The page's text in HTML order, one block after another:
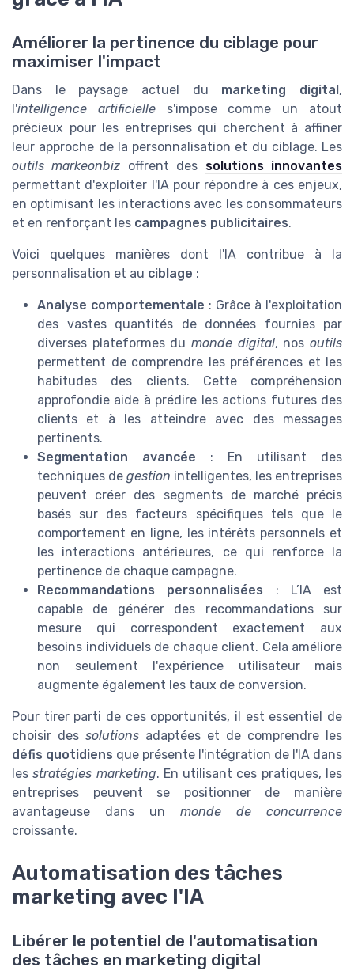
Améliorer la pertinence du ciblage pour
maximiser l'impact
Dans le paysage actuel du marketing digital,
l'intelligence artificielles'impose comme un atout
précieux pour les entreprises qui cherchent à affiner
leur approche de la personnalisation et du ciblage. Les
outils markeonbiz offrent des solutions innovantes
permettant d'exploiter l'IA pour répondre à ces enjeux,
en optimisant les interactions avec les consommateurs
et en renforçant les campagnes publicitaires.
Voici quelques manières dont l'IA contribue à la
personnalisation et au ciblage :
Analyse comportementale : Grâce à l'exploitation
des vastes quantités de données fournies par
diverses plateformes du monde digital, nosoutils
permettent de comprendre les préférences et les
habitudes des clients. Cette compréhension
approfondie aide à prédire les actions futures des
clients et à les atteindre avec des messages
pertinents.
Segmentation avancée : En utilisant des
techniques de gestion intelligentes, les entreprises
peuvent créer des segments de marché précis
basés sur des facteurs spécifiques tels que le
comportement en ligne, les intérêts personnels et
les interactions antérieures, ce qui renforce la
pertinence de chaque campagne.
Recommandations personnalisées : L’IA est
capable de générer des recommandations sur
mesure qui correspondent exactement aux
besoins individuels de chaque client. Cela améliore
non seulement l'expérience utilisateur mais
augmente également les taux de conversion.
Pour tirer parti de ces opportunités, il est essentiel de
choisir des solutions adaptées et de comprendre les
défis quotidiens que présente l'intégration de l'IA dans
lesstratégies marketing. En utilisant ces pratiques, les
entreprises peuvent se positionner de manière
avantageuse dans un monde de concurrence
croissante.
Automatisation des tâches
marketing avec l'IA
Libérer le potentiel de l'automatisation
des tâches en marketing digital